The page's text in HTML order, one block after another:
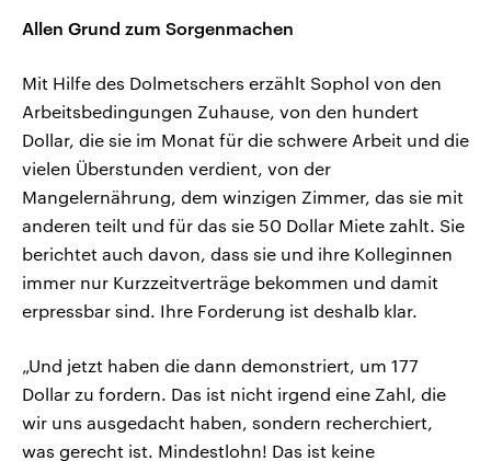
Allen Grund zum Sorgenmachen
Mit Hilfe des Dolmetschers erzählt Sophol von den
Arbeitsbedingungen Zuhause, von den hundert
Dollar, die sie im Monat für die schwere Arbeit und die
vielen Überstunden verdient, von der
Mangelernährung, dem winzigen Zimmer, das sie mit
anderen teilt und für das sie 50 Dollar Miete zahlt. Sie
berichtet auch davon, dass sie und ihre Kolleginnen
immer nur Kurzzeitverträge bekommen und damit
erpressbar sind. Ihre Forderung ist deshalb klar.
„Und jetzt haben die dann demonstriert, um 177
Dollar zu fordern. Das ist nicht irgend eine Zahl, die
wir uns ausgedacht haben, sondern recherchiert,
was gerecht ist. Mindestlohn! Das ist keine